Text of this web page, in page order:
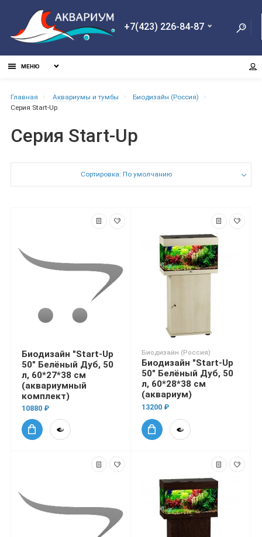
+7(423) 226-84-87
МЕНЮ
Главная Aквариумы и тумбы
Биодизайн (Россия)
Серия Start-Up
Серия Start-Up
Сортировка: По умолчанию
Биодизайн "Start-Up
50" Белёный Дуб, 50
л, 60*27*38 см
(аквариумный
комплект)
10880 ₽
Биодизайн (Россия)
Биодизайн "Start-Up
50" Белёный Дуб, 50
л, 60*28*38 см
(аквариум)
13200 ₽